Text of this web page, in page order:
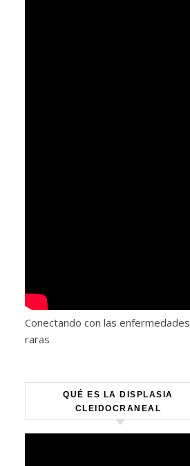
Conectando con las enfermedades
raras
QUÉ ES LA DISPLASIA
CLEIDOCRANEAL